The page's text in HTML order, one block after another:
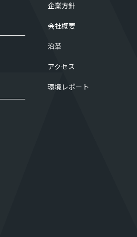
企業方針
会社概要
沿革
アクセス
環境レポート